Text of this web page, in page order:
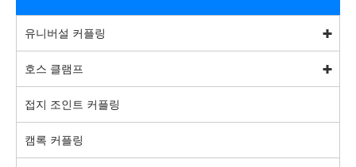
유니버설 커플링
호스 클램프
접지 조인트 커플링
캠록 커플링